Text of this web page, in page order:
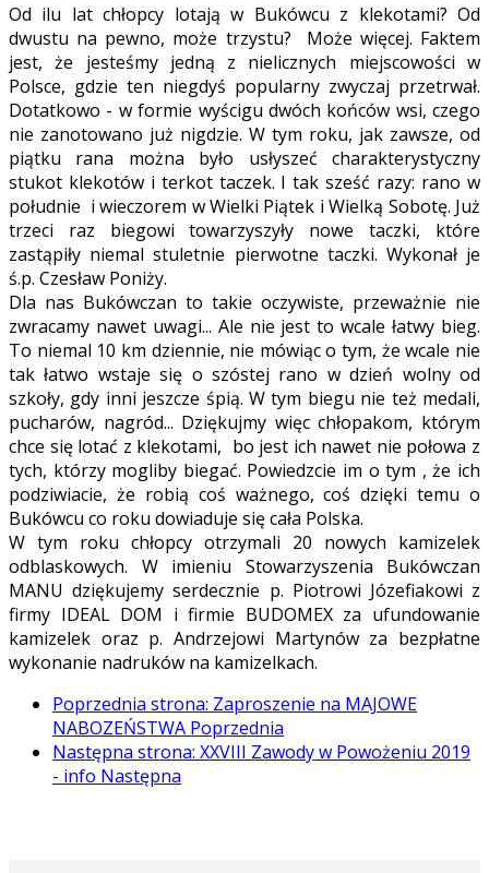
Od ilu lat chłopcy lotają w Bukówcu z klekotami? Od
dwustu na pewno, może trzystu? Może więcej. Faktem
jest, że jesteśmy jedną z nielicznych miejscowości w
Polsce, gdzie ten niegdyś popularny zwyczaj przetrwał.
Dotatkowo - w formie wyścigu dwóch końców wsi, czego
nie zanotowano już nigdzie. W tym roku, jak zawsze, od
piątku rana można było usłyszeć charakterystyczny
stukot klekotów i terkot taczek. I tak sześć razy: rano w
południe i wieczorem w Wielki Piątek i Wielką Sobotę. Już
trzeci raz biegowi towarzyszyły nowe taczki, które
zastąpiły niemal stuletnie pierwotne taczki. Wykonał je
ś.p. Czesław Poniży.
Dla nas Bukówczan to takie oczywiste, przeważnie nie
zwracamy nawet uwagi... Ale nie jest to wcale łatwy bieg.
To niemal 10 km dziennie, nie mówiąc o tym, że wcale nie
tak łatwo wstaje się o szóstej rano w dzień wolny od
szkoły, gdy inni jeszcze śpią. W tym biegu nie też medali,
pucharów, nagród... Dziękujmy więc chłopakom, którym
chce się lotać z klekotami, bo jest ich nawet nie połowa z
tych, którzy mogliby biegać. Powiedzcie im o tym , że ich
podziwiacie, że robią coś ważnego, coś dzięki temu o
Bukówcu co roku dowiaduje się cała Polska.
W tym roku chłopcy otrzymali 20 nowych kamizelek
odblaskowych. W imieniu Stowarzyszenia Bukówczan
MANU dziękujemy serdecznie p. Piotrowi Józefiakowi z
firmy IDEAL DOM i firmie BUDOMEX za ufundowanie
kamizelek oraz p. Andrzejowi Martynów za bezpłatne
wykonanie nadruków na kamizelkach.
Poprzednia strona: Zaproszenie na MAJOWE
NABOZEŃSTWA Poprzednia
Następna strona: XXVIII Zawody w Powożeniu 2019
- info Następna